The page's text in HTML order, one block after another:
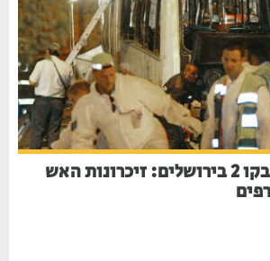
23 שנים לטבח בקו 2 בירושלים: זיכרונות האש